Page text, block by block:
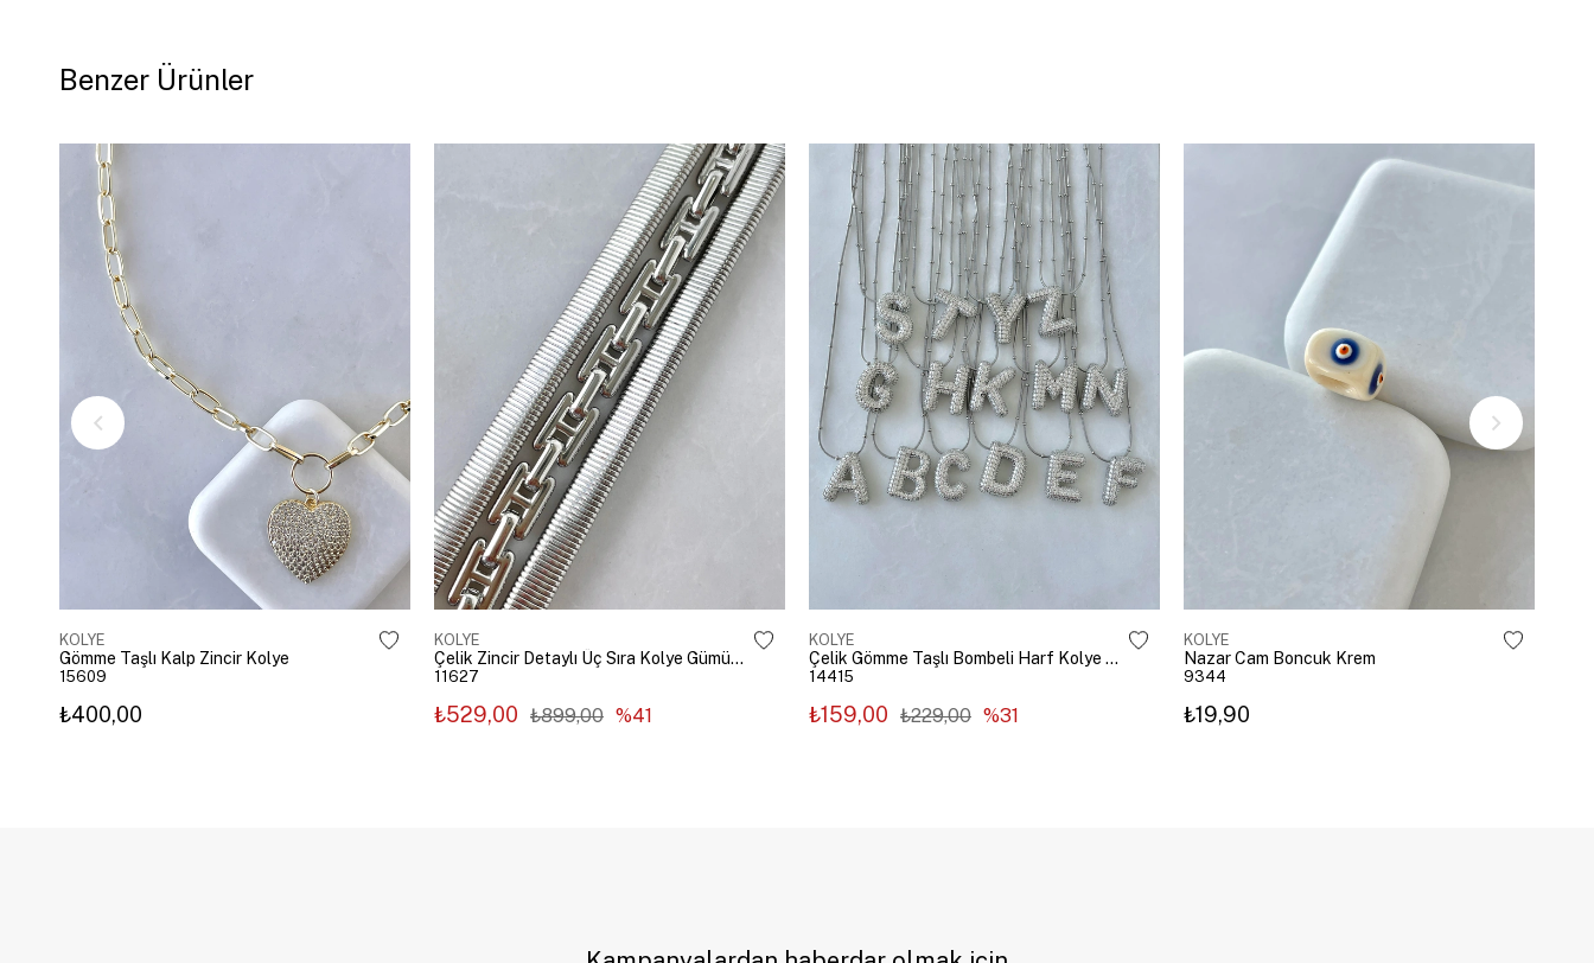
Benzer Ürünler
KOLYE
Gömme Taşlı Kalp Zincir Kolye
15609
₺400,00
KOLYE
Çelik Zincir Detaylı Üç Sıra Kolye Gümüş Renk
11627
₺529,00 ₺899,00 %41
KOLYE
Çelik Gömme Taşlı Bombeli Harf Kolye Gümüş
14415
₺159,00 ₺229,00 %31
KOLYE
Nazar Cam Boncuk Krem
9344
₺19,90